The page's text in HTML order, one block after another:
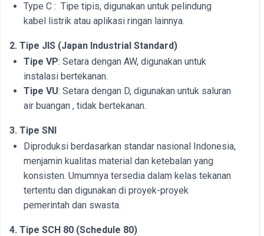
Type C : Tipe tipis, digunakan untuk pelindung
kabel listrik atau aplikasi ringan lainnya.
2. Tipe JIS (Japan Industrial Standard)
Tipe VP: Setara dengan AW, digunakan untuk
instalasi bertekanan.
Tipe VU: Setara dengan D, digunakan untuk saluran
air buangan , tidak bertekanan.
3. Tipe SNI
Diproduksi berdasarkan standar nasional Indonesia,
menjamin kualitas material dan ketebalan yang
konsisten. Umumnya tersedia dalam kelas tekanan
tertentu dan digunakan di proyek-proyek
pemerintah dan swasta.
4. Tipe SCH 80 (Schedule 80)